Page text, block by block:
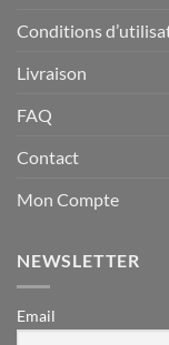
Conditions
Livraison
FAQ
Contact
Mon Compte
NEWSLETTER
Email